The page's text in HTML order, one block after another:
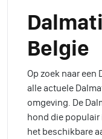
Belgie
Op zoek naar een
alle actuele
omgeving. De
hond die
het beschikbare